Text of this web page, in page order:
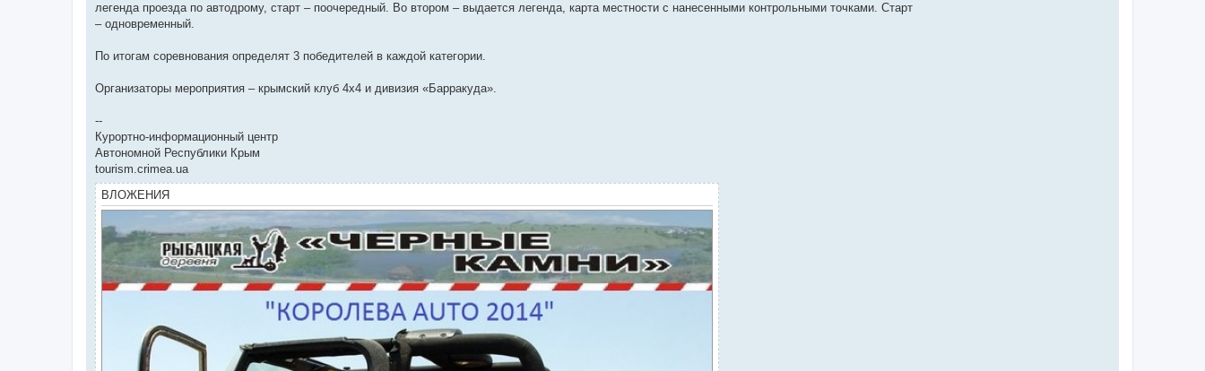
легенда проезда по автодрому, старт – поочередный. Во втором – выдается легенда, карта местности с нанесенными контрольными точками. Старт
– одновременный.
По итогам соревнования определят 3 победителей в каждой категории.
Организаторы мероприятия – крымский клуб 4х4 и дивизия «Барракуда».
--
Курортно-информационный центр
Автономной Республики Крым
tourism.crimea.ua
ВЛОЖЕНИЯ